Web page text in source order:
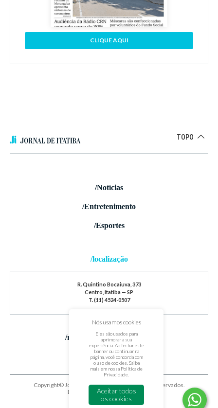
CLIQUE AQUI
TOPO
/Notícias
/Entretenimento
/Esportes
/localização
R. Quintino Bocaiuva, 373
Centro, Itatiba — SP
T. (11) 4524-0507
/redes sociais
Copyright© Jornal de Itatiba. Todos os direitos reservados.
Desenvolvido poroxigenium.co
Nós usamos cookies
Eles são usados para
aprimorar a sua
experiência. Ao fechar este
banner ou continuar na
página, você concorda com
o uso de cookies. Saiba
mais em nossa Política de
Privacidade
Aceitar todos
os cookies